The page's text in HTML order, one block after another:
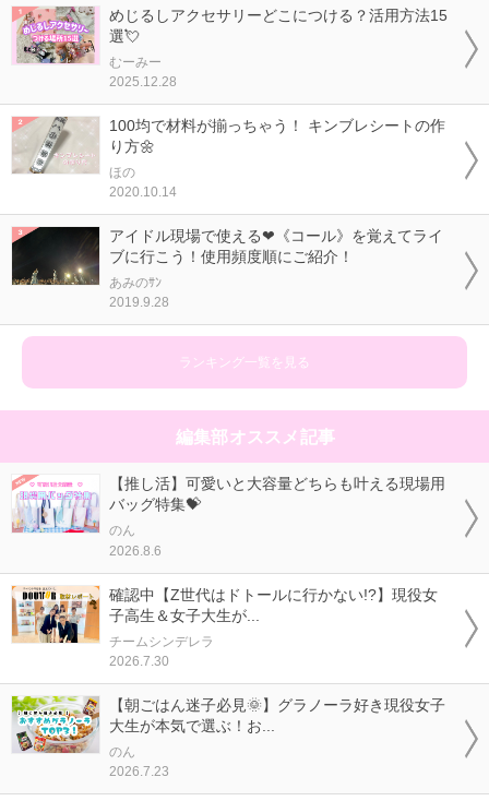
めじるしアクセサリーどこにつける？活用方法15
選💘
むーみー
2025.12.28
100均で材料が揃っちゃう！ キンブレシートの作
り方🌼
ほの
2020.10.14
アイドル現場で使える❤《コール》を覚えてライ
ブに行こう！使用頻度順にご紹介！
あみのｻﾝ
2019.9.28
ランキング一覧を見る
編集部オススメ記事
【推し活】可愛いと大容量どちらも叶える現場用
バッグ特集💝
のん
2026.8.6
確認中【Z世代はドトールに行かない!?】現役女
子高生＆女子大生が...
チームシンデレラ
2026.7.30
【朝ごはん迷子必見🌞】グラノーラ好き現役女子
大生が本気で選ぶ！お...
のん
2026.7.23